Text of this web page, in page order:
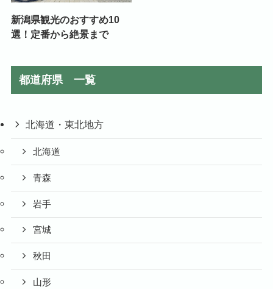
新潟県観光のおすすめ10
選！定番から絶景まで
都道府県 一覧
北海道・東北地方
北海道
青森
岩手
宮城
秋田
山形